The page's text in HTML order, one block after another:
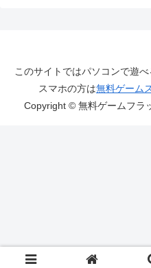
このサイトではパソコンで遊
スマホの方は無料ゲーム
Copyright © 無料ゲームフラ